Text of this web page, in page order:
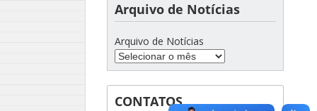
Arquivo de Notícias
Arquivo de Notícias
CONTATOS